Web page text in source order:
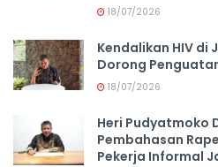
18/07/2026
Kendalikan HIV di
Dorong
18/07/2026
Heri Pudyatmoko
Pembahasan
Pekerja Informal